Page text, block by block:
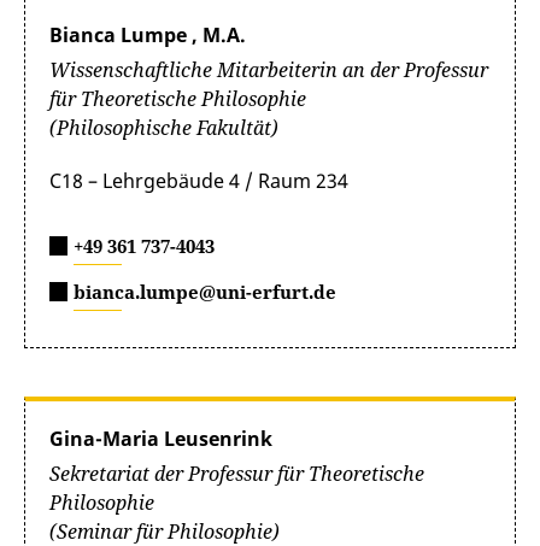
Bianca Lumpe , M.A.
Wissenschaftliche Mitarbeiterin an der Professur
für Theoretische Philosophie
(Philosophische Fakultät)
C18 – Lehrgebäude 4 / Raum 234
+49 361 737-4043
bianca.lumpe@uni-erfurt.de
Gina-Maria Leusenrink
Sekretariat der Professur für Theoretische
Philosophie
(Seminar für Philosophie)